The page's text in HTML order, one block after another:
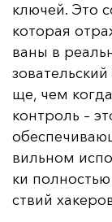
клю­чей. Это
ко­то­рая
ва­ны в
ще, чем
кон­троль –
виль­ном
ки
ствий